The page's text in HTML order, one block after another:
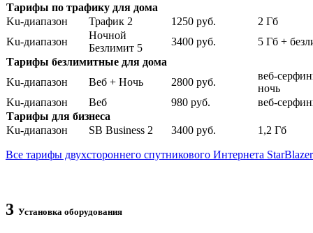
Тарифы по трафику для дома
Ku-диапазон
Трафик 2 1250 руб.
2 Гб
Ku-диапазон
Ночной
Безлимит 5
3400 руб.
5 Гб +
Тарифы безлимитные для дома
Ku-диапазон
Веб + Ночь 2800 руб.
веб-
ночь
Ku-диапазон
Веб 980 руб.
веб-
Тарифы для бизнеса
Ku-диапазон
SB Business 2 3400 руб. 1,2 Гб
Все тарифы двухстороннего спутникового Интернета StarBlazer
3 Установка оборудования